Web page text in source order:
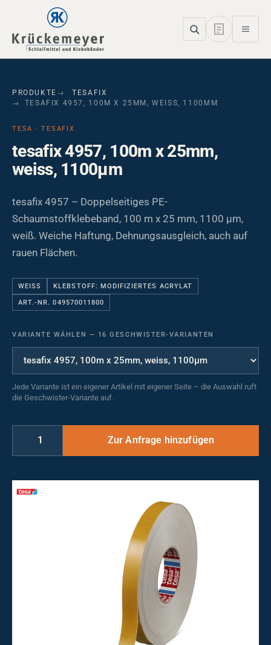
Skip to main navigation
Skip to main content
Skip to page footer
PRODUKTE
TESAFIX
TESAFIX 4957, 100M X 25MM, WEISS, 1100ΜM
TESA · TESAFIX
tesafix 4957, 100m x 25mm,
weiss, 1100µm
tesafix 4957 – Doppelseitiges PE-
Schaumstoffklebeband, 100 m x 25 mm, 1100 µm,
weiß. Weiche Haftung, Dehnungsausgleich, auch auf
rauen Flächen.
WEISS KLEBSTOFF: MODIFIZIERTES ACRYLAT
ART.-NR. 049570011800
VARIANTE WÄHLEN — 16 GESCHWISTER-VARIANTEN
Jede Variante ist ein eigener Artikel mit eigener Seite – die Auswahl ruft
die Geschwister-Variante auf.